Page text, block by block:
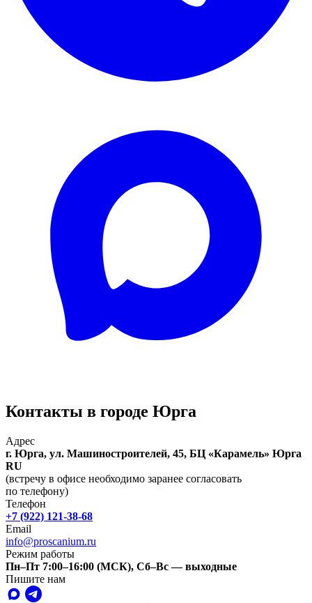
Контакты в городе Юрга
Адрес
г. Юрга, ул. Машиностроителей, 45, БЦ «Карамель» Юрга
RU
(встречу в офисе необходимо заранее согласовать
по телефону)
Телефон
+7 (922) 121-38-68
Email
info@proscanium.ru
Режим работы
Пн–Пт 7:00–16:00 (МСК), Сб–Вс — выходные
Пишите нам